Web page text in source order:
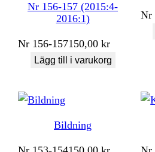
Nr 156-157 (2015:4-
2016:1)
Nr 156-157150,00kr
Lägg till i varukorg
Nr
Bildning